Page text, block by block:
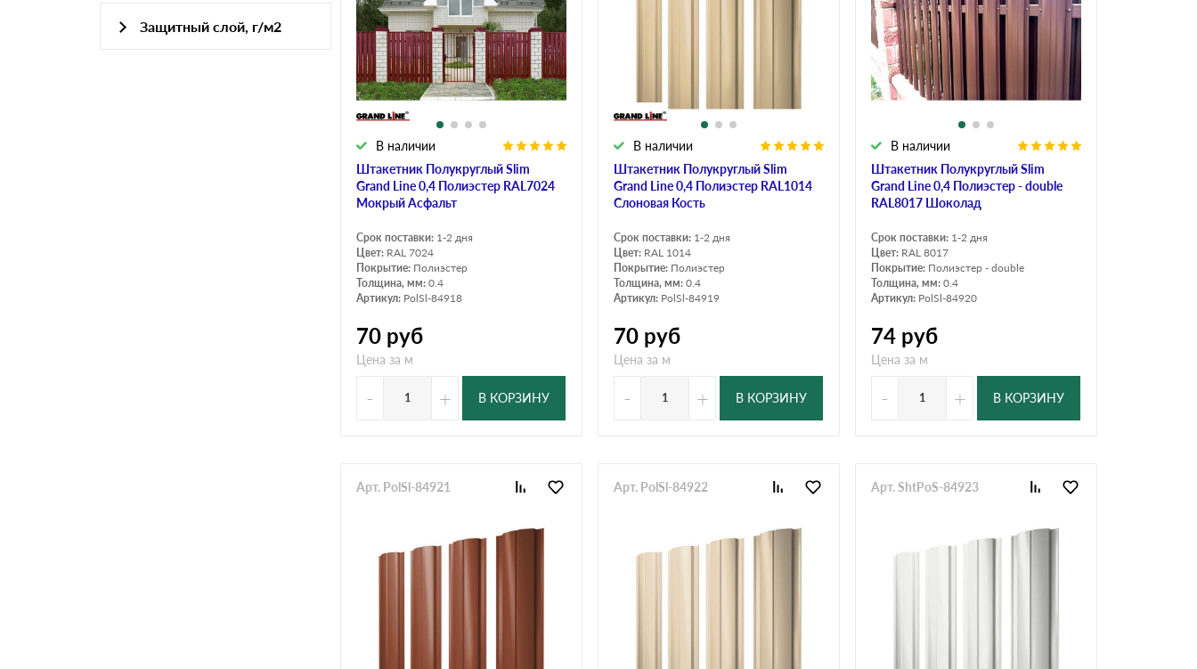
Защитный слой, г/м2
Штакетник Полукруглый Slim
Grand Line 0,4 Полиэстер RAL7024
Мокрый Асфальт
В наличии
Срок поставки: 1-2 дня
Цвет: RAL 7024
Покрытие: Полиэстер
Толщина, мм: 0.4
Артикул: PolSl-84918
70 руб
Цена за м
- + В КОРЗИНУ
Штакетник Полукруглый Slim
Grand Line 0,4 Полиэстер RAL1014
Слоновая Кость
В наличии
Срок поставки: 1-2 дня
Цвет: RAL 1014
Покрытие: Полиэстер
Толщина, мм: 0.4
Артикул: PolSl-84919
70 руб
Цена за м
- + В КОРЗИНУ
Штакетник Полукруглый Slim
Grand Line 0,4 Полиэстер - double
RAL8017 Шоколад
В наличии
Срок поставки: 1-2 дня
Цвет: RAL 8017
Покрытие: Полиэстер - double
Толщина, мм: 0.4
Артикул: PolSl-84920
74 руб
Цена за м
- + В КОРЗИНУ
Арт. PolSl-84921 Арт. PolSl-84922 Арт. ShtPoS-84923